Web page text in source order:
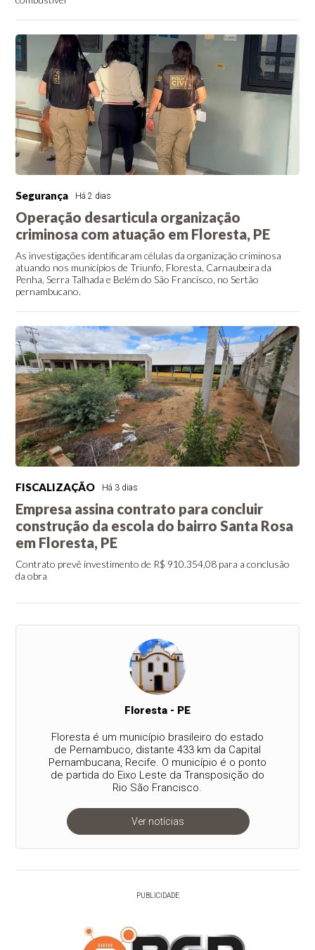
Segurança Há 2 dias
Operação desarticula organização
criminosa com atuação em Floresta, PE
As investigações identificaram células da organização criminosa
atuando nos municípios de Triunfo, Floresta, Carnaubeira da
Penha, Serra Talhada e Belém do São Francisco, no Sertão
pernambucano.
FISCALIZAÇÃO Há 3 dias
Empresa assina contrato para concluir
construção da escola do bairro Santa Rosa
em Floresta, PE
Contrato prevê investimento de R$ 910.354,08 para a conclusão
da obra
Floresta - PE
Floresta é um município brasileiro do estado
de Pernambuco, distante 433 km da Capital
Pernambucana, Recife. O município é o ponto
de partida do Eixo Leste da Transposição do
Rio São Francisco.
Ver notícias
PUBLICIDADE